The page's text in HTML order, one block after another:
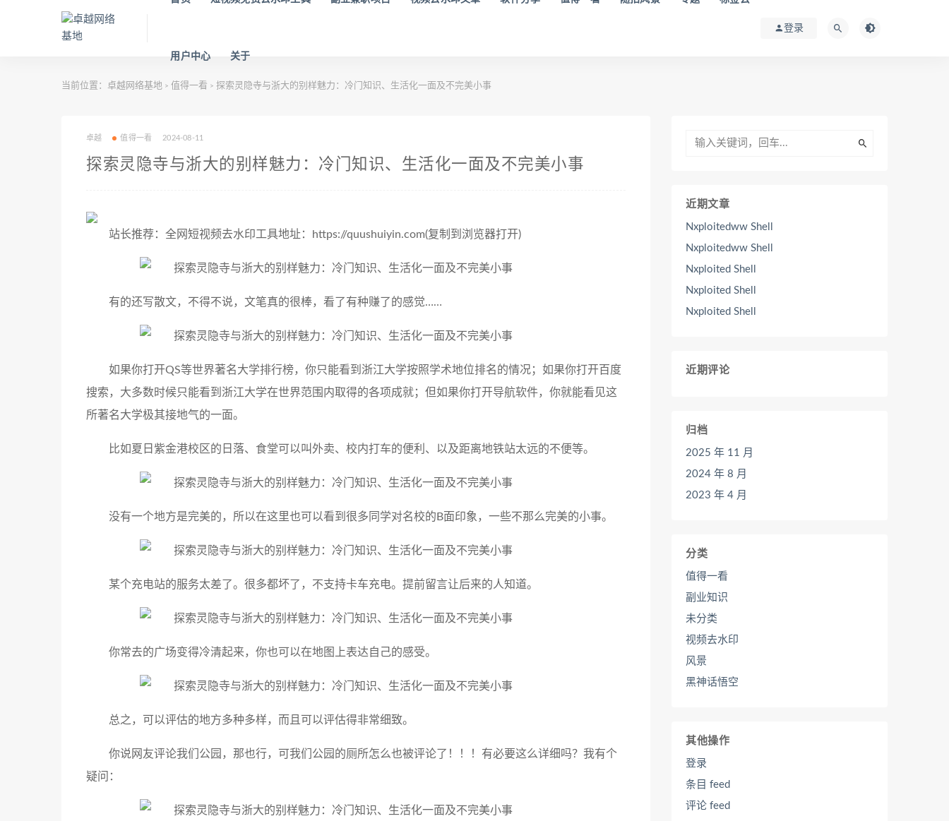
用户中心 关于
登录
当前位置： 卓越网络基地 > 值得一看 > 探索灵隐寺与浙大的别样魅力：冷门知识、生活化一面及不完美小事
卓越 值得一看 2024-08-11
探索灵隐寺与浙大的别样魅力：冷门知识、生活化一面及不完美小事
站长推荐：全网短视频去水印工具地址：https://quushuiyin.com(复制到浏览器打开)
有的还写散文，不得不说，文笔真的很棒，看了有种赚了的感觉……
如果你打开QS等世界著名大学排行榜，你只能看到浙江大学按照学术地位排名的情况；如果你打开百度
搜索，大多数时候只能看到浙江大学在世界范围内取得的各项成就；但如果你打开导航软件，你就能看见这
所著名大学极其接地气的一面。
比如夏日紫金港校区的日落、食堂可以叫外卖、校内打车的便利、以及距离地铁站太远的不便等。
没有一个地方是完美的，所以在这里也可以看到很多同学对名校的B面印象，一些不那么完美的小事。
某个充电站的服务太差了。很多都坏了，不支持卡车充电。提前留言让后来的人知道。
你常去的广场变得冷清起来，你也可以在地图上表达自己的感受。
总之，可以评估的地方多种多样，而且可以评估得非常细致。
你说网友评论我们公园，那也行，可我们公园的厕所怎么也被评论了！！！有必要这么详细吗？我有个
疑问：
近期文章
Nxploitedww Shell
Nxploitedww Shell
Nxploited Shell
Nxploited Shell
Nxploited Shell
近期评论
归档
2025 年 11 月
2024 年 8 月
2023 年 4 月
分类
值得一看
副业知识
未分类
视频去水印
风景
黑神话悟空
其他操作
登录
条目 feed
评论 feed